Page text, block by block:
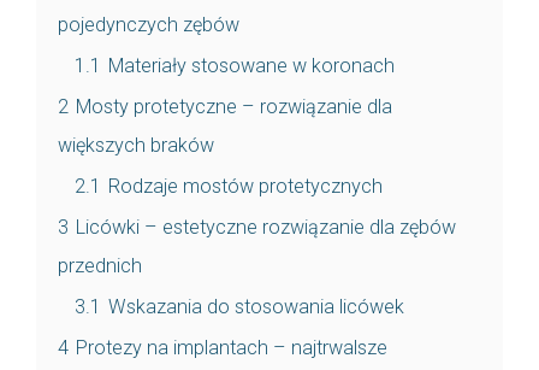
pojedynczych zębów
1.1
Materiały stosowane w koronach
2 Mosty protetyczne – rozwiązanie dla
większych braków
2.1
Rodzaje mostów protetycznych
3 Licówki – estetyczne rozwiązanie dla zębów
przednich
3.1 Wskazania do stosowania licówek
4 Protezy na implantach – najtrwalsze